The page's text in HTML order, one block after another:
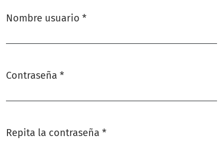
Nombre usuario *
Contraseña *
Repita la contraseña *